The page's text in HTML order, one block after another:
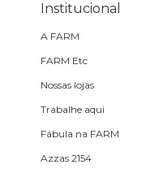
Institucional
A FARM
FARM Etc
Nossas lojas
Trabalhe aqui
Fábula na FARM
Azzas 2154